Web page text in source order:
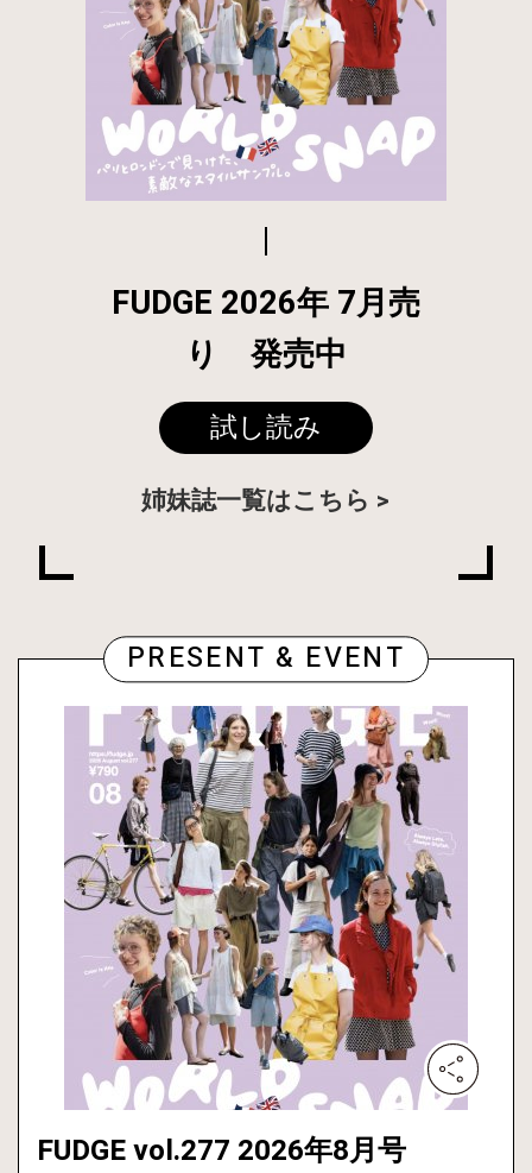
FUDGE 2026年 7月売
り 発売中
試し読み
姉妹誌一覧はこちら
PRESENT & EVENT
FUDGE vol.277 2026年8月号